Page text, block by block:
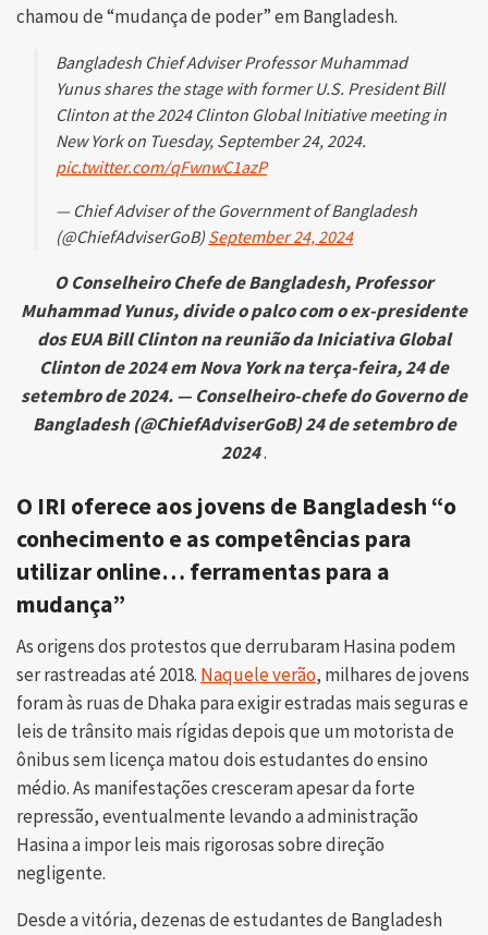
chamou de “mudança de poder” em Bangladesh.
Bangladesh Chief Adviser Professor Muhammad
Yunus shares the stage with former U.S. President Bill
Clinton at the 2024 Clinton Global Initiative meeting in
New York on Tuesday, September 24, 2024.
pic.twitter.com/qFwnwC1azP
— Chief Adviser of the Government of Bangladesh
(@ChiefAdviserGoB) September 24, 2024
O Conselheiro Chefe de Bangladesh, Professor
Muhammad Yunus, divide o palco com o ex-presidente
dos EUA Bill Clinton na reunião da Iniciativa Global
Clinton de 2024 em Nova York na terça-feira, 24 de
setembro de 2024. — Conselheiro-chefe do Governo de
Bangladesh (@ChiefAdviserGoB) 24 de setembro de
2024.
O IRI oferece aos jovens de Bangladesh “o
conhecimento e as competências para
utilizar online… ferramentas para a
mudança”
As origens dos protestos que derrubaram Hasina podem
ser rastreadas até 2018. Naquele verão, milhares de jovens
foram às ruas de Dhaka para exigir estradas mais seguras e
leis de trânsito mais rígidas depois que um motorista de
ônibus sem licença matou dois estudantes do ensino
médio. As manifestações cresceram apesar da forte
repressão, eventualmente levando a administração
Hasina a impor leis mais rigorosas sobre direção
negligente.
Desde a vitória, dezenas de estudantes de Bangladesh